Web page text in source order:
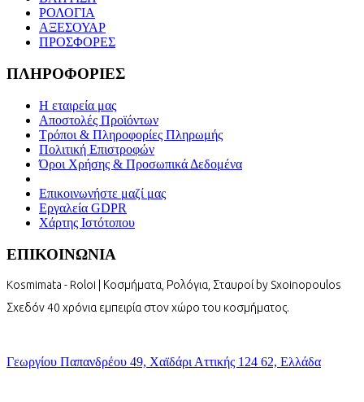
ΡΟΛΟΓΙΑ
ΑΞΕΣΟΥΑΡ
ΠΡΟΣΦΟΡΕΣ
ΠΛΗΡΟΦΟΡΙΕΣ
Η εταιρεία μας
Αποστολές Προϊόντων
Τρόποι & Πληροφορίες Πληρωμής
Πολιτική Επιστροφών
Όροι Χρήσης & Προσωπικά Δεδομένα
Επικοινωνήστε μαζί μας
Εργαλεία GDPR
Χάρτης Ιστότοπου
ΕΠΙΚΟΙΝΩΝΙΑ
Kosmimata - Roloi | Κοσμήματα, Ρολόγια, Σταυροί by Sxoinopoulos
Σχεδόν 40 χρόνια εμπειρία στον χώρο του κοσμήματος.
Γεωργίου Παπανδρέου 49, Χαϊδάρι Αττικής 124 62, Ελλάδα